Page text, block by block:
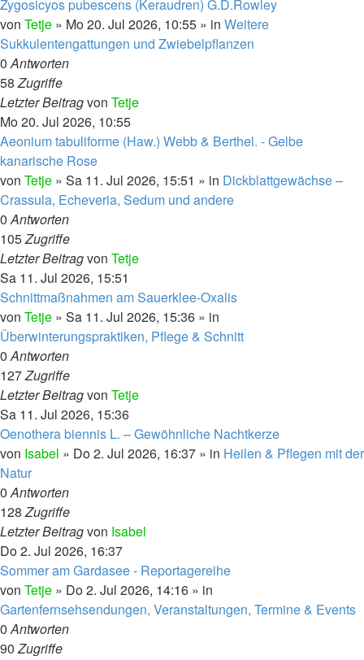
Zygosicyos pubescens (Keraudren) G.D.Rowley
von Tetje » Mo 20. Jul 2026, 10:55 » in Weitere
Sukkulentengattungen und Zwiebelpflanzen
0Antworten
58Zugriffe
Letzter Beitragvon Tetje
Mo 20. Jul 2026, 10:55
Aeonium tabuliforme (Haw.) Webb & Berthel. - Gelbe
kanarische Rose
von Tetje » Sa 11. Jul 2026, 15:51 » in Dickblattgewächse –
Crassula, Echeveria, Sedum und andere
0Antworten
105Zugriffe
Letzter Beitragvon Tetje
Sa 11. Jul 2026, 15:51
Schnittmaßnahmen am Sauerklee-Oxalis
von Tetje » Sa 11. Jul 2026, 15:36 » in
Überwinterungspraktiken, Pflege & Schnitt
0Antworten
127Zugriffe
Letzter Beitragvon Tetje
Sa 11. Jul 2026, 15:36
Oenothera biennis L. – Gewöhnliche Nachtkerze
von Isabel » Do 2. Jul 2026, 16:37 » in Heilen & Pflegen mit der
Natur
0Antworten
128Zugriffe
Letzter Beitragvon Isabel
Do 2. Jul 2026, 16:37
Sommer am Gardasee - Reportagereihe
von Tetje » Do 2. Jul 2026, 14:16 » in
Gartenfernsehsendungen, Veranstaltungen, Termine & Events
0Antworten
90Zugriffe